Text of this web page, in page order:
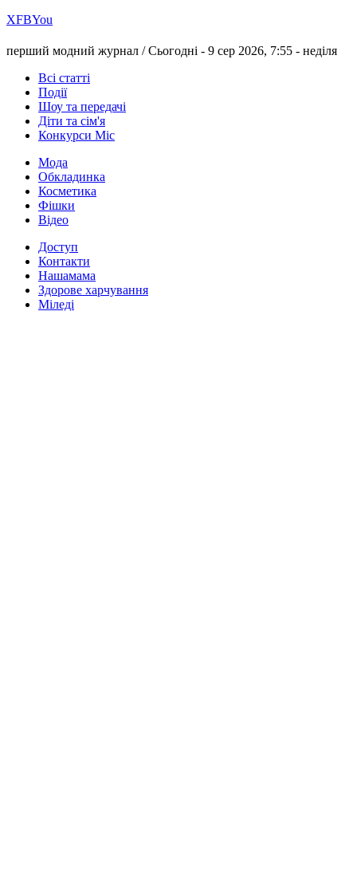
ХFBYou
перший модний журнал /Сьогодні - 9 сер 2026, 7:55 - неділя
Всі статті
Події
Шоу та передачі
Діти та сім'я
Конкурси Міс
Мода
Обкладинка
Косметика
Фішки
Відео
Доступ
Контакти
Нашамама
Здорове харчування
Міледі